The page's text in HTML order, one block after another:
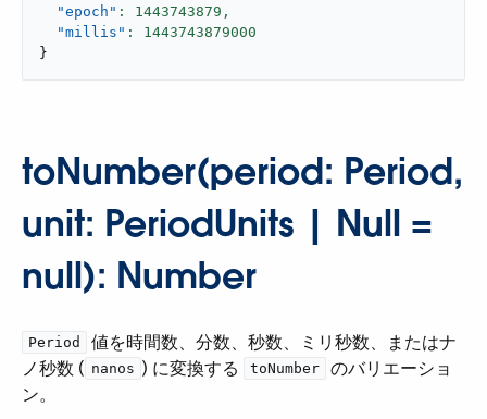
"epoch" : 1443743879 ,
"millis" : 1443743879000
}
toNumber(period: Period,
unit: PeriodUnits | Null =
null): Number
Period
​ 値を時間数、分数、秒数、ミリ秒数、またはナ
ノ秒数 (​ nanos ​) に変換する ​ toNumber
​ のバリエーショ
ン。